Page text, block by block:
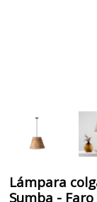
Lámpara
Sumba - Faro